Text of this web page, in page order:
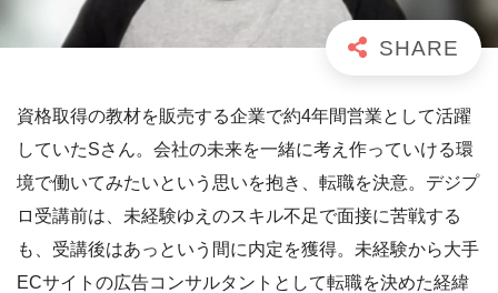
資格取得の教材を販売する企業で約4年間営業として活躍
していたSさん。会社の未来を一緒に考え作っていける環
境で働いてみたいという思いを抱き、転職を決意。デジプ
ロ受講前は、未経験ゆえのスキル不足で面接に苦戦する
も、受講後はあっという間に内定を獲得。未経験から大手
ECサイトの広告コンサルタントとして転職を決めた経緯